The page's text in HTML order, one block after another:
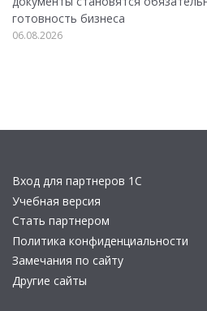
готовность бизнеса
06.08.2026
Вход для партнеров 1С
Учебная версия
Стать партнером
Политика конфиденциальности
Замечания по сайту
Другие сайты